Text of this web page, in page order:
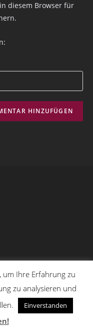
diesem Browser für
by Nick
um Ihre Erfahrung zu
zu analysieren und
Einverstanden